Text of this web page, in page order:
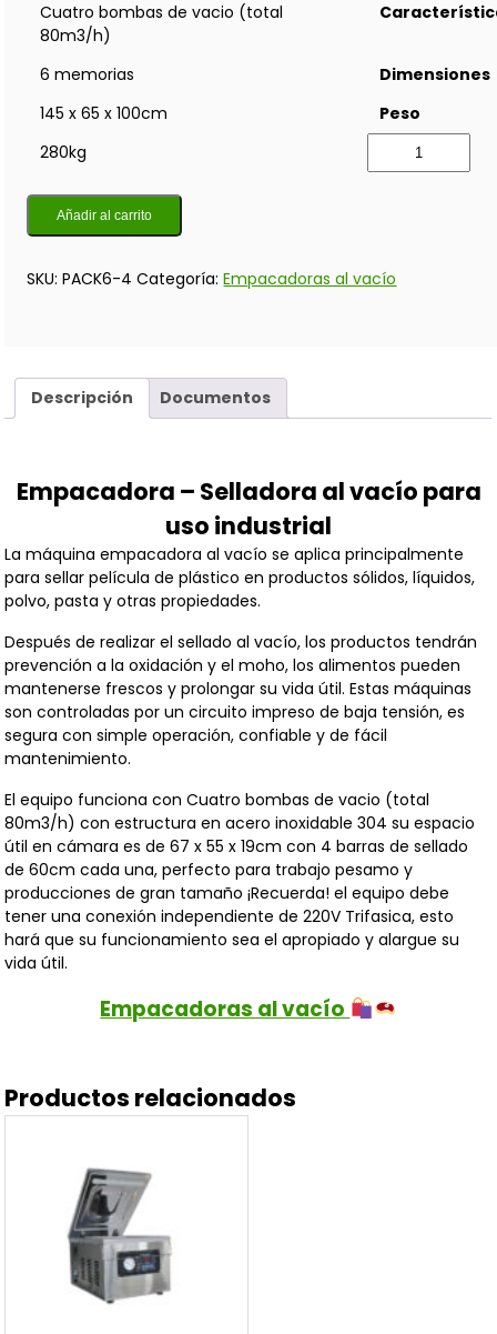
Cuatro bombas de vacio (total
80m3/h)
6 memorias
Dimensiones
145 x 65 x 100cm
Peso
280kg
Añadir al carrito
SKU:PACK6-4 Categoría:Empacadoras al vacío
Descripción Documentos
Empacadora – Selladora al vacío para
uso industrial
La máquina empacadora al vacío se aplica principalmente
para sellar película de plástico en productos sólidos, líquidos,
polvo, pasta y otras propiedades.
Después de realizar el sellado al vacío, los productos tendrán
prevención a la oxidación y el moho, los alimentos pueden
mantenerse frescos y prolongar su vida útil. Estas máquinas
son controladas por un circuito impreso de baja tensión, es
segura con simple operación, confiable y de fácil
mantenimiento.
El equipo funciona con Cuatro bombas de vacio (total
80m3/h) con estructura en acero inoxidable 304 su espacio
útil en cámara es de 67 x 55 x 19cm con 4 barras de sellado
de 60cm cada una, perfecto para trabajo pesamo y
producciones de gran tamaño ¡Recuerda! el equipo debe
tener una conexión independiente de 220V Trifasica, esto
hará que su funcionamiento sea el apropiado y alargue su
vida útil.
Empacadoras al vacío
Productos relacionados